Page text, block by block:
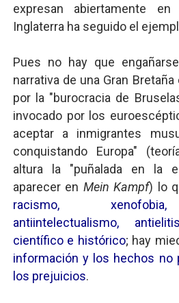
expresan abiertamente
Inglaterra ha seguido el
Pues no hay que
narrativa de una Gran
por la "burocracia de
invocado por los
aceptar a inmigrantes
conquistando Europa"
altura la "puñalada en la
aparecer en Mein Kampf) lo
racismo,
antiintelectualismo,
científico e histórico; hay
información y los hechos no
los prejuicios.